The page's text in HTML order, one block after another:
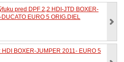
pred DPF 2,2 HDI-JTD BOXER-
EURO 5 ORIG.DIEL
BOXER-JUMPER 2011- EURO 5